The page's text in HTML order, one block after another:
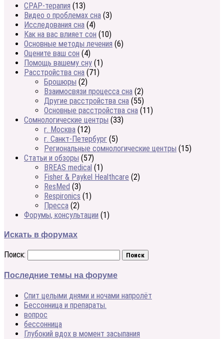
CPAP-терапия (13)
Видео о проблемах сна (3)
Исследования сна (4)
Как на вас влияет сон (10)
Основные методы лечения (6)
Оцените ваш сон (4)
Помощь вашему сну (1)
Расстройства сна (71)
Брошюры (2)
Взаимосвязи процесса сна (2)
Другие расстройства сна (55)
Основные расстройства сна (11)
Сомнологические центры (33)
г. Москва (12)
г. Санкт-Петербург (5)
Региональные сомнологические центры (15)
Статьи и обзоры (57)
BREAS medical (1)
Fisher & Paykel Healthcare (2)
ResMed (3)
Respironics (1)
Пресса (2)
Форумы, консультации (1)
Искать в форумах
Поиск:
Последние темы на форуме
Спит целыми днями и ночами напролёт
Бессонница и препараты.
вопрос
бессонница
Глубокий вдох в момент засыпания